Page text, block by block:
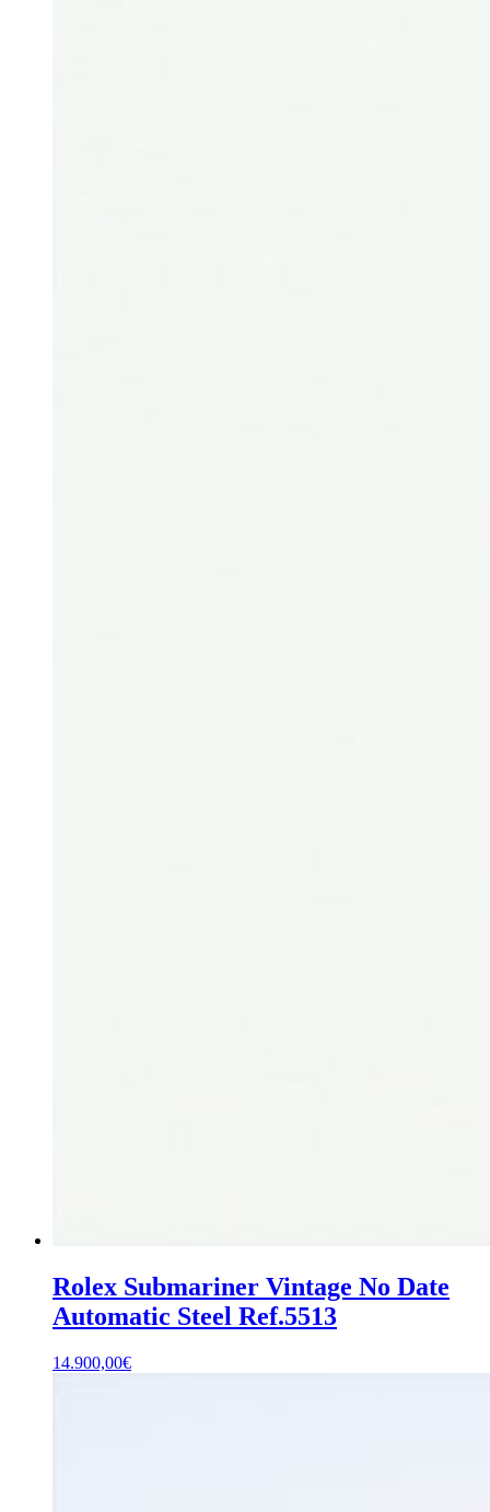
Rolex Submariner Vintage No Date
Automatic Steel Ref.5513
14.900,00€